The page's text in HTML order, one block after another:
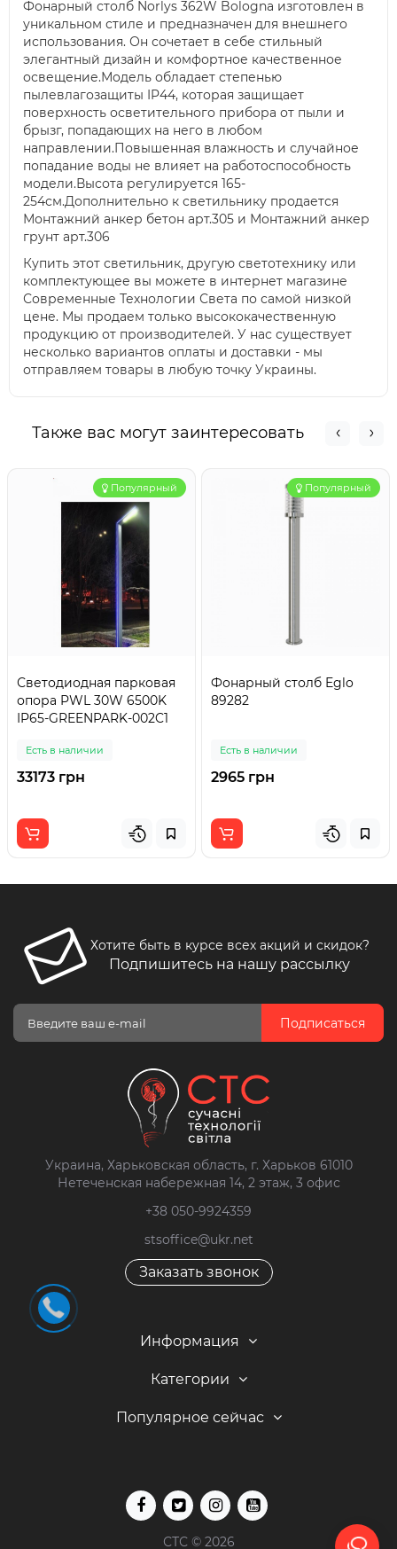
Фонарный столб Norlys 362W Bologna изготовлен в
уникальном стиле и предназначен для внешнего
использования. Он сочетает в себе стильный
элегантный дизайн и комфортное качественное
освещение.Модель обладает степенью
пылевлагозащиты IP44, которая защищает
поверхность осветительного прибора от пыли и
брызг, попадающих на него в любом
направлении.Повышенная влажность и случайное
попадание воды не влияет на работоспособность
модели.Высота регулируется 165-
254см.Дополнительно к светильнику продается
Монтажний анкер бетон арт.305 и Монтажний анкер
грунт арт.306
Купить этот светильник, другую светотехнику или
комплектующее вы можете в интернет магазине
Современные Технологии Света по самой низкой
цене. Мы продаем только высококачественную
продукцию от производителей. У нас существует
несколько вариантов оплаты и доставки - мы
отправляем товары в любую точку Украины.
Также вас могут заинтересовать
Популярный
Светодиодная парковая
опора PWL 30W 6500K
IP65-GREENPARK-002C1
Есть в наличии
33173 грн
Популярный
Фонарный столб Eglo
89282
Есть в наличии
2965 грн
Хотите быть в курсе всех акций и скидок?
Подпишитесь на нашу рассылку
Подписаться
Украина, Харьковская область, г. Харьков 61010
Нетеченская набережная 14, 2 этаж, 3 офис
+38 050-9924359
stsoffice@ukr.net
Заказать звонок
Информация
Категории
Популярное сейчас
СТС © 2026